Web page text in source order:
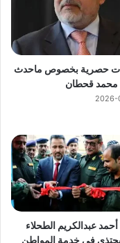
حصرية بخصوص ماحدث
محمد قحطان
2026-
عبدالكريم الطحلاء
في خدمة المواطن